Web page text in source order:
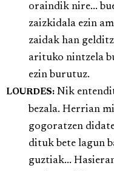
oraindik nire...
zaizkidala ezin
zaidak han
arituko nintzela
ezin burutuz.
LOURDES: Nik
bezala. Herrian
gogoratzen
dituk bete lagun
guztiak...